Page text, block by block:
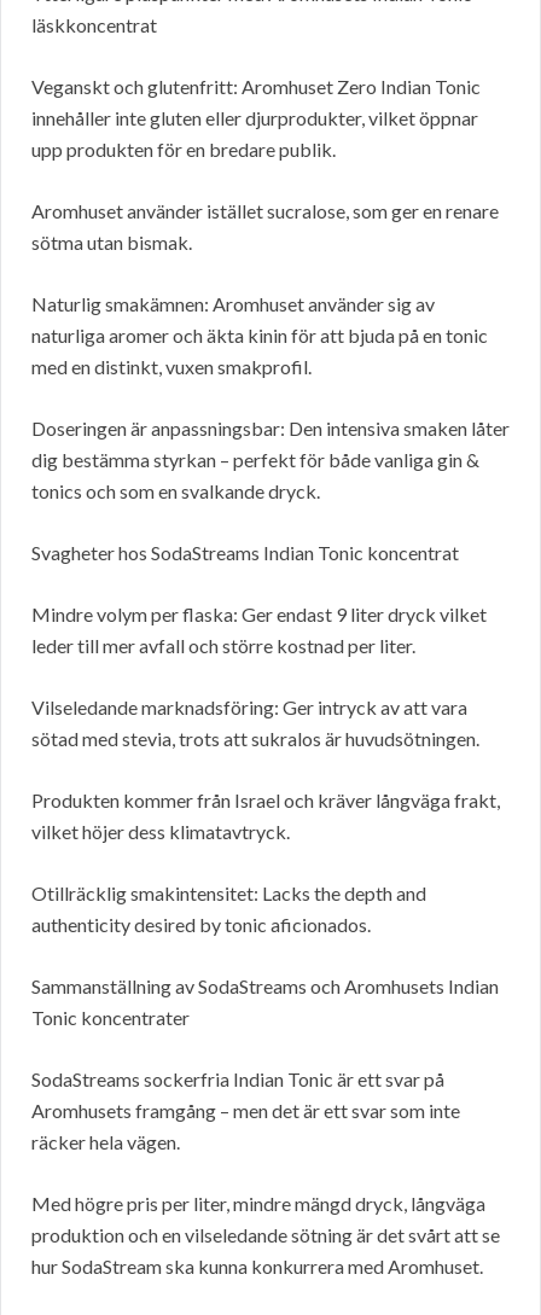
läskkoncentrat
Veganskt och glutenfritt: Aromhuset Zero Indian Tonic
innehåller inte gluten eller djurprodukter, vilket öppnar
upp produkten för en bredare publik.
Aromhuset använder istället sucralose, som ger en renare
sötma utan bismak.
Naturlig smakämnen: Aromhuset använder sig av
naturliga aromer och äkta kinin för att bjuda på en tonic
med en distinkt, vuxen smakprofil.
Doseringen är anpassningsbar: Den intensiva smaken låter
dig bestämma styrkan – perfekt för både vanliga gin &
tonics och som en svalkande dryck.
Svagheter hos SodaStreams Indian Tonic koncentrat
Mindre volym per flaska: Ger endast 9 liter dryck vilket
leder till mer avfall och större kostnad per liter.
Vilseledande marknadsföring: Ger intryck av att vara
sötad med stevia, trots att sukralos är huvudsötningen.
Produkten kommer från Israel och kräver långväga frakt,
vilket höjer dess klimatavtryck.
Otillräcklig smakintensitet: Lacks the depth and
authenticity desired by tonic aficionados.
Sammanställning av SodaStreams och Aromhusets Indian
Tonic koncentrater
SodaStreams sockerfria Indian Tonic är ett svar på
Aromhusets framgång – men det är ett svar som inte
räcker hela vägen.
Med högre pris per liter, mindre mängd dryck, långväga
produktion och en vilseledande sötning är det svårt att se
hur SodaStream ska kunna konkurrera med Aromhuset.